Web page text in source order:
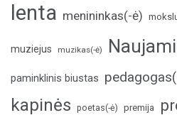
lenta menininkas(-ė)
muziejus muzikas(-ė)
paminklinis biustas
kapinės poetas(-ė) premija